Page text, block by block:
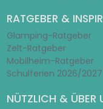
RATGEBER &
Glamping-Ratgeber
Zelt-Ratgeber
Mobilheim-Ratgeber
Schulferien 2026/2027
NÜTZLICH & ÜBER